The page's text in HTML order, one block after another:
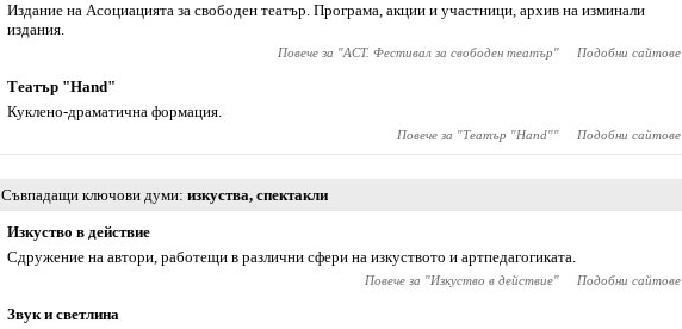
Издание на Асоциацията за свободен театър. Програма, акции и участници, архив на изминали
издания.
Повече за "АСТ. Фестивал за свободен театър" Подобни сайтове
Театър "Hand"
Куклено-драматична формация.
Повече за "Театър "Hand"" Подобни сайтове
Съвпадащи ключови думи изкуства, спектакли
Изкуство в действие
Сдружение на автори, работещи в различни сфери на изкуството и артпедагогиката.
Повече за "Изкуство в действие" Подобни сайтове
Звук и светлина